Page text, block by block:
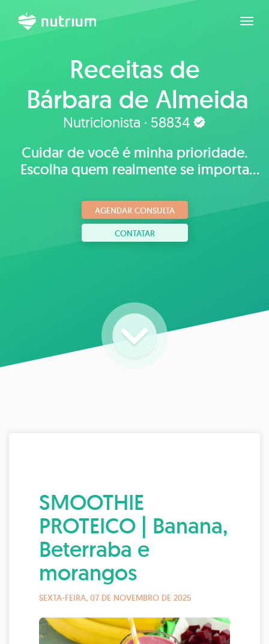
Receitas de
Bárbara de Almeida
Nutricionista · 58834
Cuidar de você é minha prioridade.
Escolha quem realmente se importa
AGENDAR CONSULTA
CONTATAR
SMOOTHIE
PROTEICO | Banana,
Beterraba e
morangos
SEXTA-FEIRA, 07 DE NOVEMBRO DE 2025